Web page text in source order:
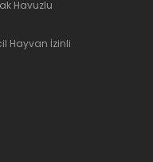
Havuzlu
Hayvan İzinli